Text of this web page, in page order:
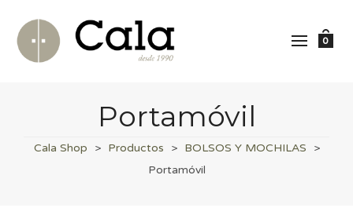
0
Portamóvil
Cala Shop > Productos > BOLSOS Y MOCHILAS
>
Portamóvil